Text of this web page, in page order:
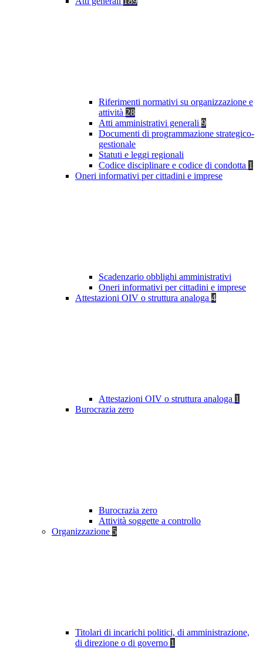
Riferimenti normativi su organizzazione e
attività 28
Atti amministrativi generali 9
Documenti di programmazione strategico-
gestionale
Statuti e leggi regionali
Codice disciplinare e codice di condotta 1
Oneri informativi per cittadini e imprese
Scadenzario obblighi amministrativi
Oneri informativi per cittadini e imprese
Attestazioni OIV o struttura analoga 4
Attestazioni OIV o struttura analoga 1
Burocrazia zero
Burocrazia zero
Attività soggette a controllo
Organizzazione 5
Titolari di incarichi politici, di amministrazione,
di direzione o di governo 1